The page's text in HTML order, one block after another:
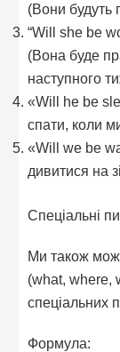
(Вони будуть
“Will she be
(Вона буде
наступного
«Will he be
спати, коли
«Will we be
дивитися на
Спеціальні
Ми також
(what, where,
спеціальних
Формула: